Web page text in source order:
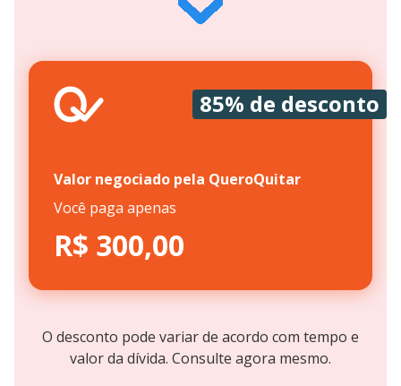
85% de desconto
Valor negociado pela QueroQuitar
Você paga apenas
R$ 300,00
O desconto pode variar de acordo com tempo e
valor da dívida. Consulte agora mesmo.